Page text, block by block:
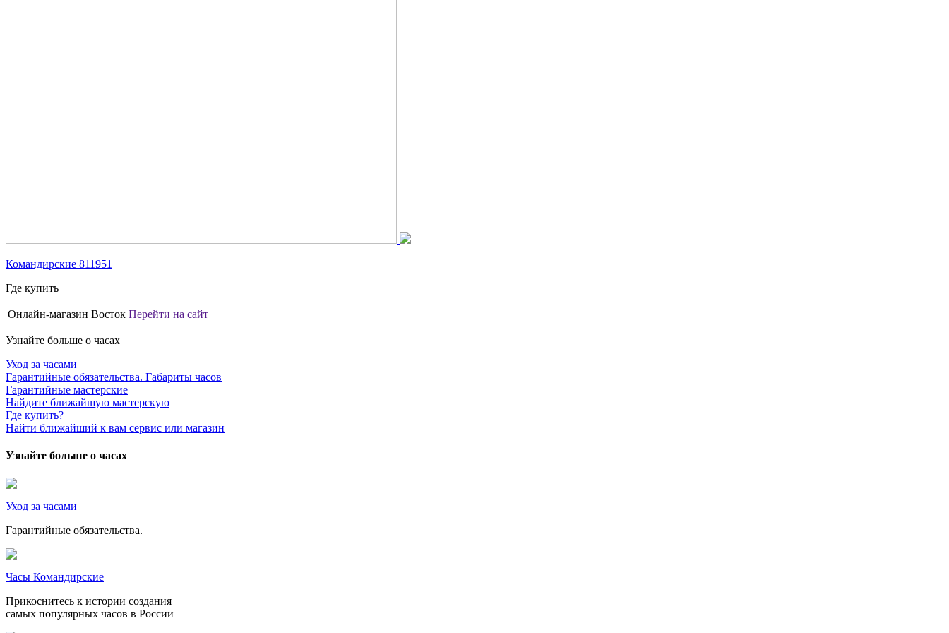
Командирские 811951
Где купить
Онлайн-магазин Восток Перейти на сайт
Узнайте больше о часах
Уход за часами
Гарантийные обязательства. Габариты часов
Гарантийные мастерские
Найдите ближайшую мастерскую
Где купить?
Найти ближайший к вам сервис или магазин
Узнайте больше о часах
Уход за часами
Гарантийные обязательства.
Часы Командирские
Прикоснитесь к истории создания
самых популярных часов в России